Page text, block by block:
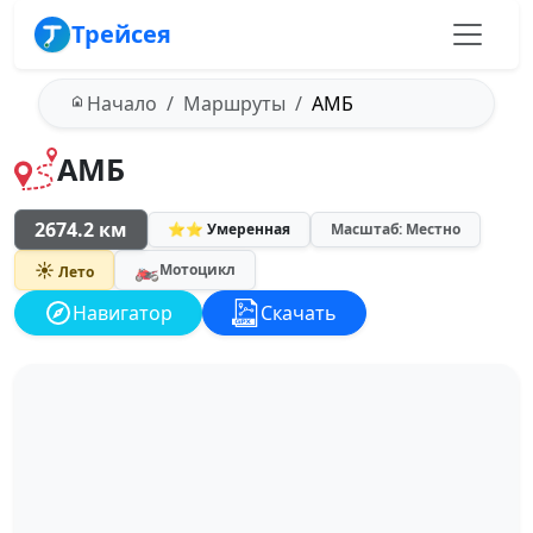
Трейсея
Начало Маршруты АМБ
АМБ
2674.2 км ⭐⭐ Умеренная Масштаб: Местно
☀️ Лето 🏍️Мотоцикл
Навигатор Скачать